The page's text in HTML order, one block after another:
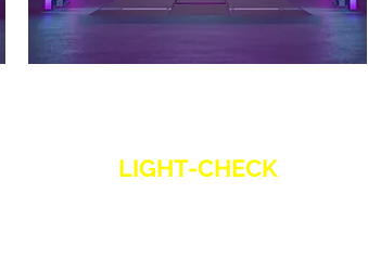
LIGHT-CHECK